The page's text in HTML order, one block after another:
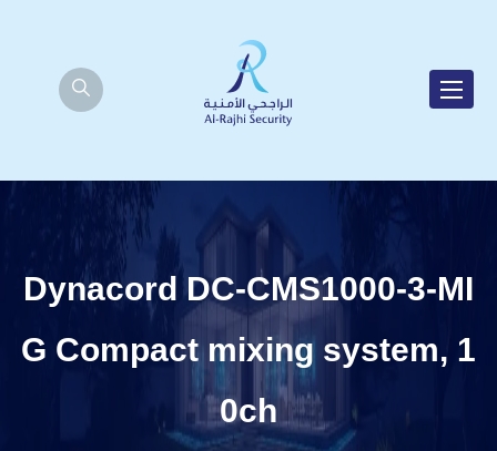
Dynacord DC-CMS1000-3-MI
G Compact mixing system, 1
0ch